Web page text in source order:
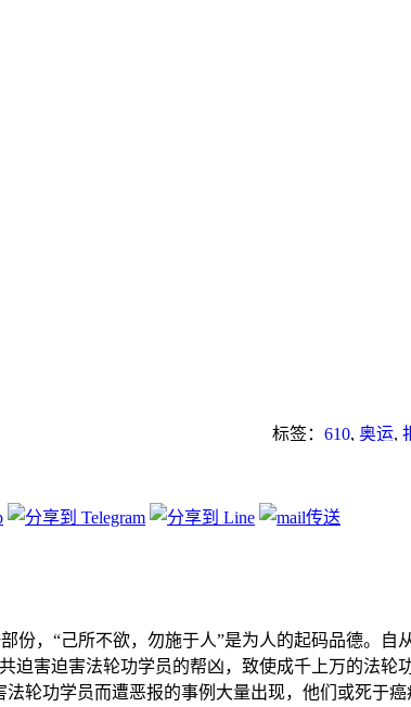
标签： 610, 奥运,
份，“己所不欲，勿施于人”是为人的起码品德。自
迫害迫害法轮功学员的帮凶，致使成千上万的法轮
轮功学员而遭恶报的事例大量出现，他们或死于